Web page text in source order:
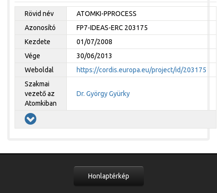
Rövid név
ATOMKI-PPROCESS
Azonosító
FP7-IDEAS-ERC 203175
Kezdete
01/07/2008
Vége
30/06/2013
Weboldal
https://cordis.europa.eu/project/id/203175
Szakmai
vezető az
Atomkiban
Dr. György Gyürky
Honlaptérkép